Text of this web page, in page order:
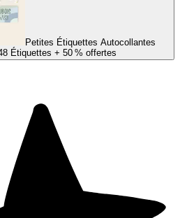
Petites Étiquettes Autocollantes
Étiquettes + 50 % offertes